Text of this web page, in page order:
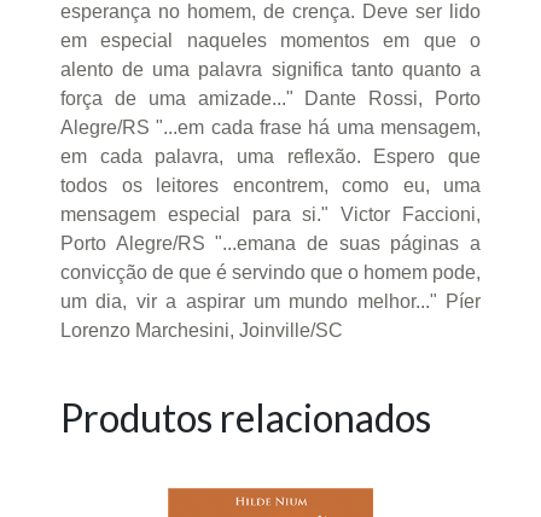
esperança no homem, de crença. Deve ser lido
em especial naqueles momentos em que o
alento de uma palavra significa tanto quanto a
força de uma amizade..." Dante Rossi, Porto
Alegre/RS "...em cada frase há uma mensagem,
em cada palavra, uma reflexão. Espero que
todos os leitores encontrem, como eu, uma
mensagem especial para si." Victor Faccioni,
Porto Alegre/RS "...emana de suas páginas a
convicção de que é servindo que o homem pode,
um dia, vir a aspirar um mundo melhor..." Píer
Lorenzo Marchesini, Joinville/SC
Produtos relacionados